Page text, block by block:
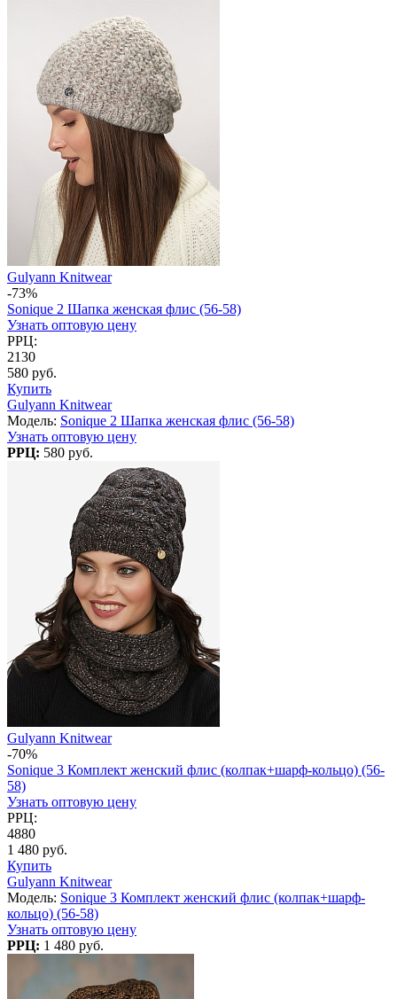
Gulyann Knitwear
-73%
Sonique 2 Шапка женская флис (56-58)
Узнать оптовую цену
РРЦ:
2130
580 руб.
Купить
Gulyann Knitwear
Модель: Sonique 2 Шапка женская флис (56-58)
Узнать оптовую цену
РРЦ: 580 руб.
Gulyann Knitwear
-70%
Sonique 3 Комплект женский флис (колпак+шарф-кольцо) (56-
58)
Узнать оптовую цену
РРЦ:
4880
1 480 руб.
Купить
Gulyann Knitwear
Модель: Sonique 3 Комплект женский флис (колпак+шарф-
кольцо) (56-58)
Узнать оптовую цену
РРЦ: 1 480 руб.